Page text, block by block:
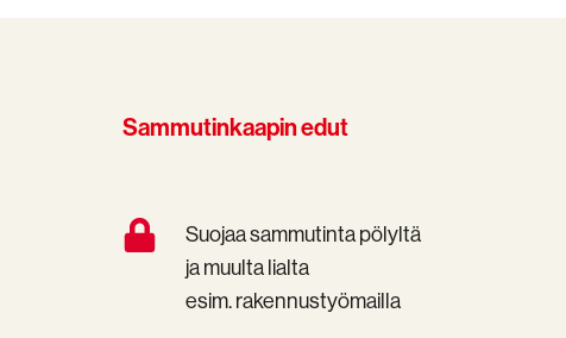
Sammutinkaapin edut
Suojaa sammutinta pölyltä
ja muulta lialta
esim. rakennustyömailla
Suojaa
sammutinta